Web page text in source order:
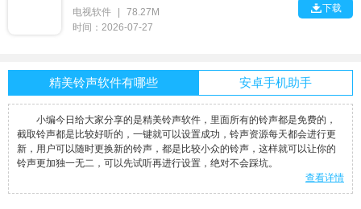
电视软件 |
78.27M
时间：2026-07-27
下载
精美铃声软件有哪些 安卓手机助手
小编今日给大家分享的是精美铃声软件，里面所有的铃声都是免费的，
截取铃声都是比较好听的，一键就可以设置成功，铃声资源每天都会进行更
新，用户可以随时更换新的铃声，都是比较小众的铃声，这样就可以让你的
铃声更加独一无二，可以先试听再进行设置，绝对不会踩坑。
查看详情